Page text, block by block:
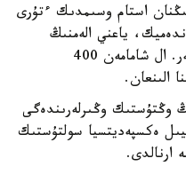
رەسپۋبليكا اۋماعىندا 6 مىڭنان استام وسىمدىك ءتۇرى
- ەندەميك، ياعني الەمنىڭ
ەشبىر جەرىندە كەزدەسپەيتىن تۇرلەر. ال شامامەن 400
الىنعان.
وڭتۇستىك وڭىرلەرىندەگى
بيىل ەكسپەديتسيا سولتۇستىك
ارنالدى.